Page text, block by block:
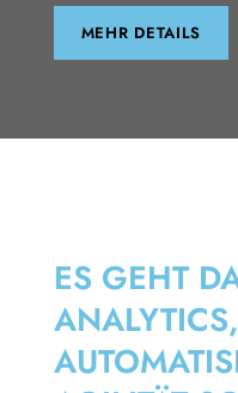
MEHR DETAILS
ES GEHT
ANALYTICS,